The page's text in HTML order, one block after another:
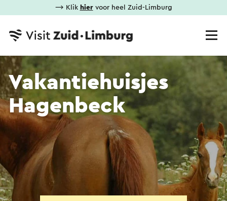
⟶ Klik hiervoor heel Zuid-Limburg
Vakantiehuisjes
Hagenbeck